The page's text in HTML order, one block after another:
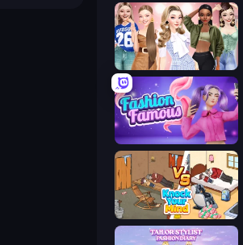
Fashion Week 2025
Fashion Famous
Knock Your Mind